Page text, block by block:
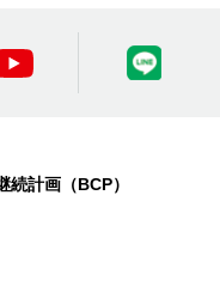
計画（BCP）